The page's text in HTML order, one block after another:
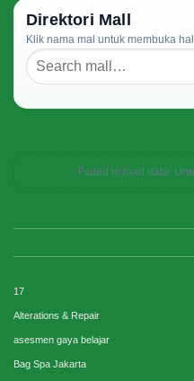
Direktori Mall
Klik nama mal untuk membuka
Failed to load data:
17
Alterations & Repair
asesmen gaya belajar
Bag Spa Jakarta